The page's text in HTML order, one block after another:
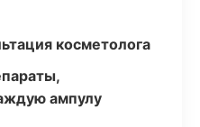
косметолога
ампулу